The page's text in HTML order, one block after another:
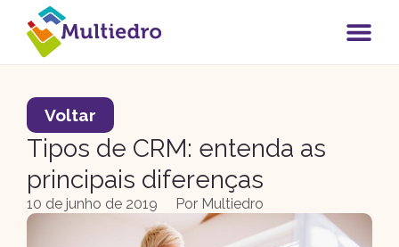
Voltar
Tipos de CRM: entenda as
principais diferenças
10 de junho de 2019 Por Multiedro